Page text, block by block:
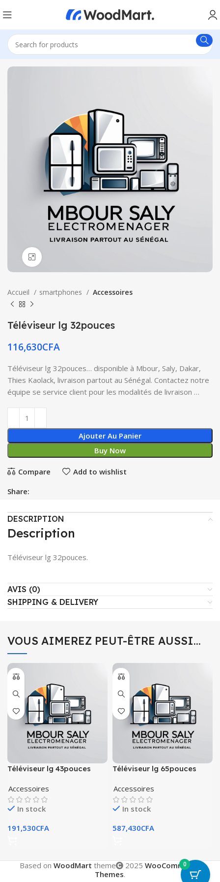
Accueil smartphones Accessoires
Téléviseur lg 32pouces
116,630CFA
Téléviseur lg 32pouces… disponible à Mbour, Saly, Dakar,
Thies Kaolack, livraison partout au Sénégal. Contactez notre
équipe se service client pour les modalités de livraison …
Ajouter Au Panier
Buy Now
Compare Add to wishlist
Share:
DESCRIPTION
Description
Téléviseur lg 32pouces.
AVIS (0)
SHIPPING & DELIVERY
VOUS AIMEREZ PEUT-ÊTRE AUSSI…
Téléviseur lg 43pouces
Accessoires
In stock
191,530CFA
Téléviseur lg 65pouces
Accessoires
In stock
587,430CFA
Based on WoodMart theme 2025 WooCommerce
Themes.
0